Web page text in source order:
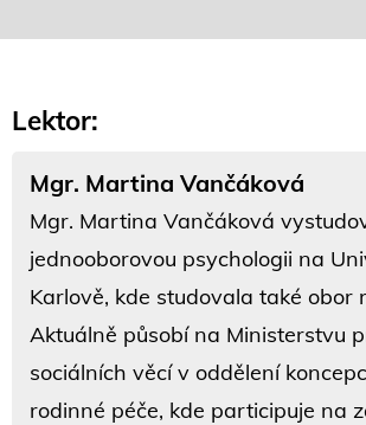
Lektor:
Mgr. Martina Vančáková
Mgr. Martina Vančáková
jednooborovou psychologii na
Karlově, kde studovala také obor
Aktuálně působí na Ministerstvu
sociálních věcí v oddělení
rodinné péče, kde participuje na